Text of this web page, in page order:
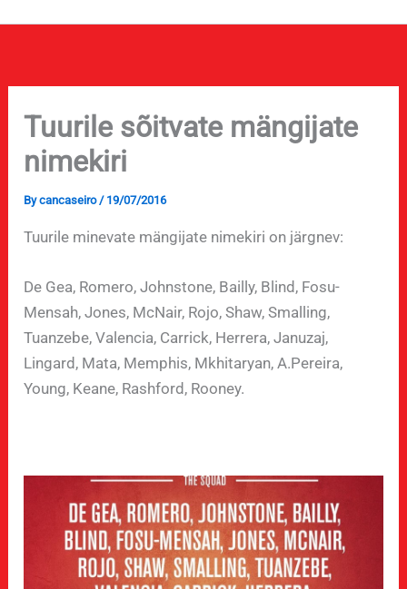
Tuurile sõitvate mängijate
nimekiri
Bycancaseiro / 19/07/2016
Tuurile minevate mängijate nimekiri on järgnev:
De Gea, Romero, Johnstone, Bailly, Blind, Fosu-
Mensah, Jones, McNair, Rojo, Shaw, Smalling,
Tuanzebe, Valencia, Carrick, Herrera, Januzaj,
Lingard, Mata, Memphis, Mkhitaryan, A.Pereira,
Young, Keane, Rashford, Rooney.